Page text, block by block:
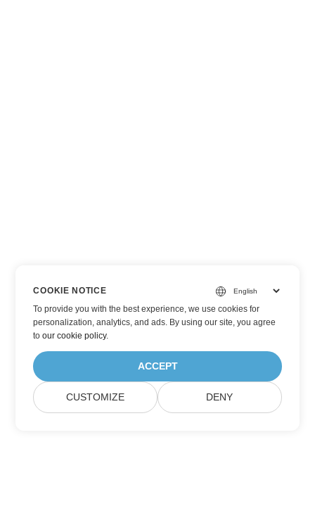
COOKIE NOTICE
To provide you with the best experience, we use cookies for
personalization, analytics, and ads. By using our site, you agree
toour cookie policy.
ACCEPT
CUSTOMIZE DENY